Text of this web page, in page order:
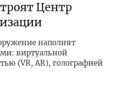
Центр
наполнят
виртуальной
(VR, AR), голографией